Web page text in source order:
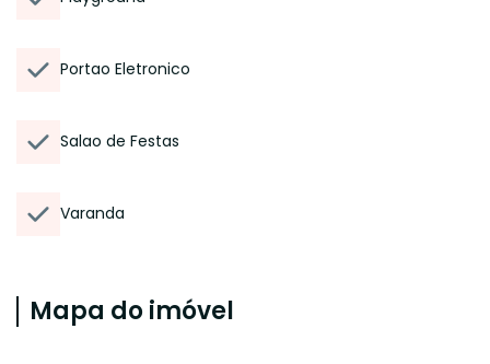
Portao Eletronico
Salao de Festas
Varanda
Mapa do imóvel